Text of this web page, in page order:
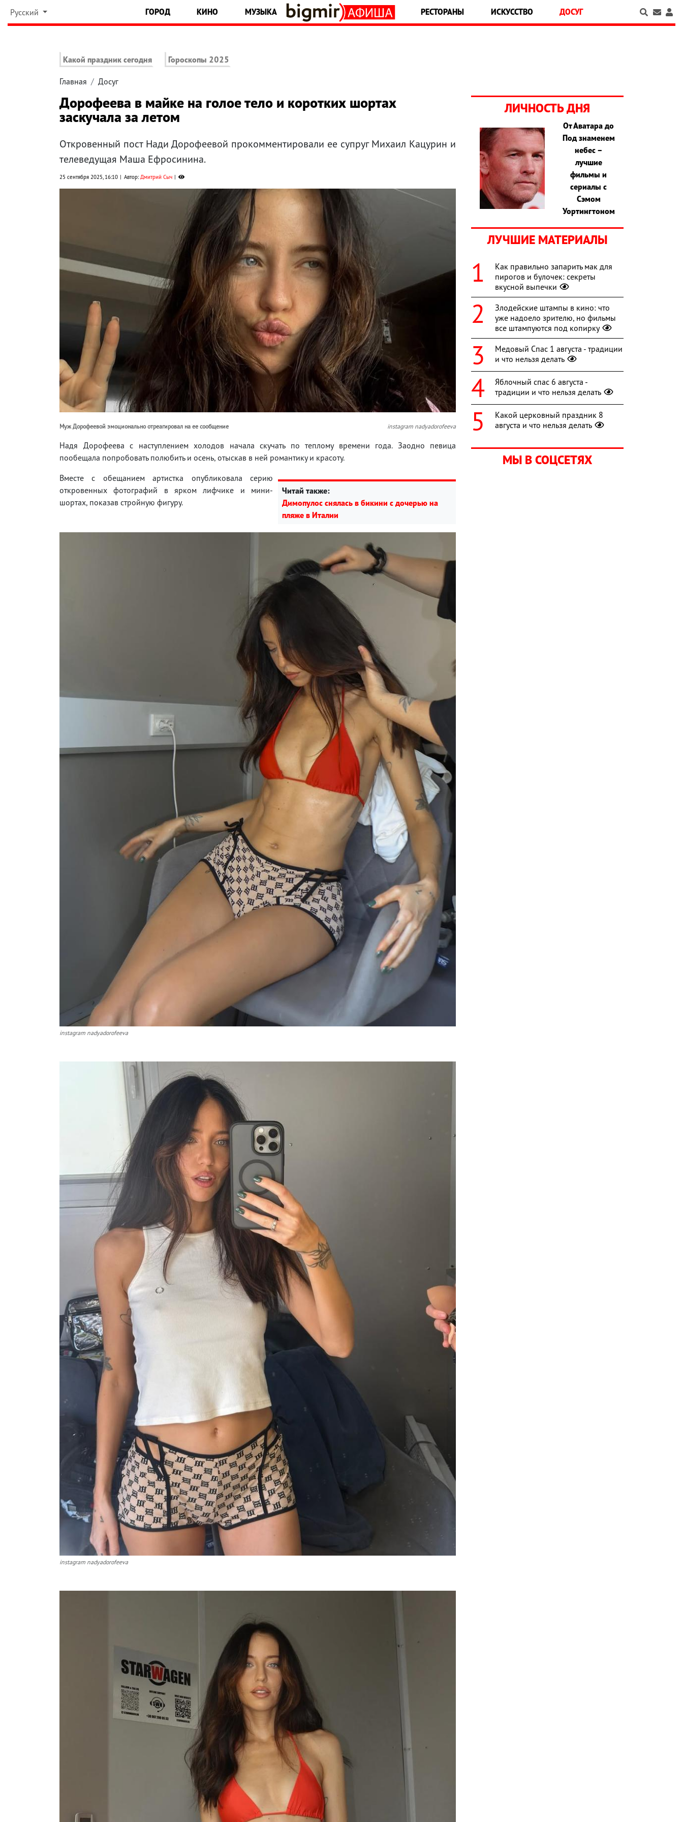
Русский ГОРОД КИНО МУЗЫКА РЕСТОРАНЫ ИСКУССТВО ДОСУГ
Какой праздник сегодня Гороскопы 2025
Главная Досуг
Дорофеева в майке на голое тело и коротких шортах
заскучала за летом
Откровенный пост Нади Дорофеевой прокомментировали ее супруг Михаил Кацурин и
телеведущая Маша Ефросинина.
25 сентября 2025, 16:10 Автор:Дмитрий Сыч
Муж Дорофеевой эмоционально отреагировал на ее сообщение instagram nadyadorofeeva
Надя Дорофеева с наступлением холодов начала скучать по теплому времени года. Заодно певица
пообещала попробовать полюбить и осень, отыскав в ней романтику и красоту.
Читай также:
Димопулос снялась в бикини с дочерью на
пляже в Италии
Вместе с обещанием артистка опубликовала серию
откровенных фотографий в ярком лифчике и мини-
шортах, показав стройную фигуру.
instagram nadyadorofeeva
instagram nadyadorofeeva
ЛИЧНОСТЬ ДНЯ
От Аватара до
Под знаменем
небес –
лучшие
фильмы и
сериалы с
Сэмом
Уортингтоном
ЛУЧШИЕ МАТЕРИАЛЫ
Как правильно запарить мак для
пирогов и булочек: секреты
вкусной выпечки
Злодейские штампы в кино: что
уже надоело зрителю, но фильмы
все штампуются под копирку
Медовый Спас 1 августа - традиции
и что нельзя делать
Яблочный спас 6 августа -
традиции и что нельзя делать
Какой церковный праздник 8
августа и что нельзя делать
МЫ В СОЦСЕТЯХ